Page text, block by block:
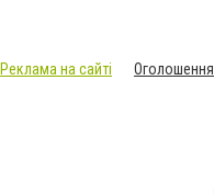
Реклама на сайті
Оголошення